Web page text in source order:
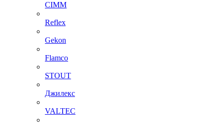
CIMM
Reflex
Gekon
Flamco
STOUT
Джилекс
VALTEC